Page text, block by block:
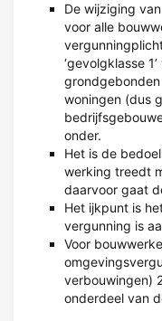
De wijziging
voor alle
‘gevolgklasse
grondgebonden
woningen (dus
onder.
Het is de
werking treedt
daarvoor gaat
Het ijkpunt is
vergunning is
Voor
verbouwingen)
onderdeel van